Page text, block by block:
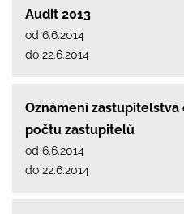
Audit 2013
od 6.6.2014
do 22.6.2014
Oznámení
počtu zastupitelů
od 6.6.2014
do 22.6.2014